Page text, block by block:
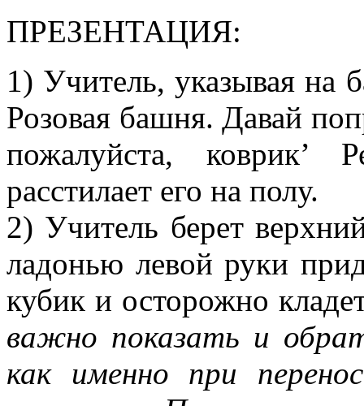
ПРЕЗЕНТАЦИЯ:
1) Учитель, указывая
Розовая башня. Давай
пожалуйста, коврик’
расстилает его на полу.
2) Учитель берет
ладонью левой руки
кубик и осторожно
важно показать и
как именно при